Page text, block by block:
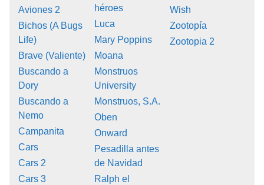
Aviones 2
Bichos (A Bugs
Life)
Brave (Valiente)
Buscando a
Dory
Buscando a
Nemo
Campanita
Cars
Cars 2
Cars 3
héroes
Luca
Mary Poppins
Moana
Monstruos
University
Monstruos, S.A.
Oben
Onward
Pesadilla antes
de Navidad
Ralph el
Wish
Zootopía
Zootopia 2